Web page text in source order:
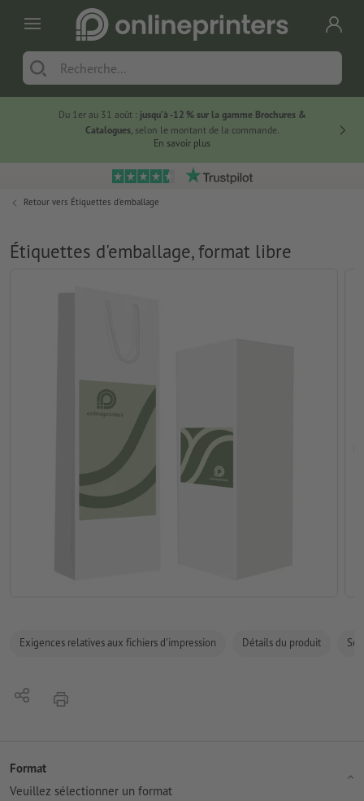
Du 1er au 31 août : jusqu’à -12 % sur la gamme Brochures &
Catalogues, selon le montant de la commande.
En savoir plus
Retour vers Étiquettes d'emballage
Étiquettes d'emballage, format libre
Exigences relatives aux fichiers d'impression Détails du produit
Partagerimprimer
Format
Veuillez sélectionner un format